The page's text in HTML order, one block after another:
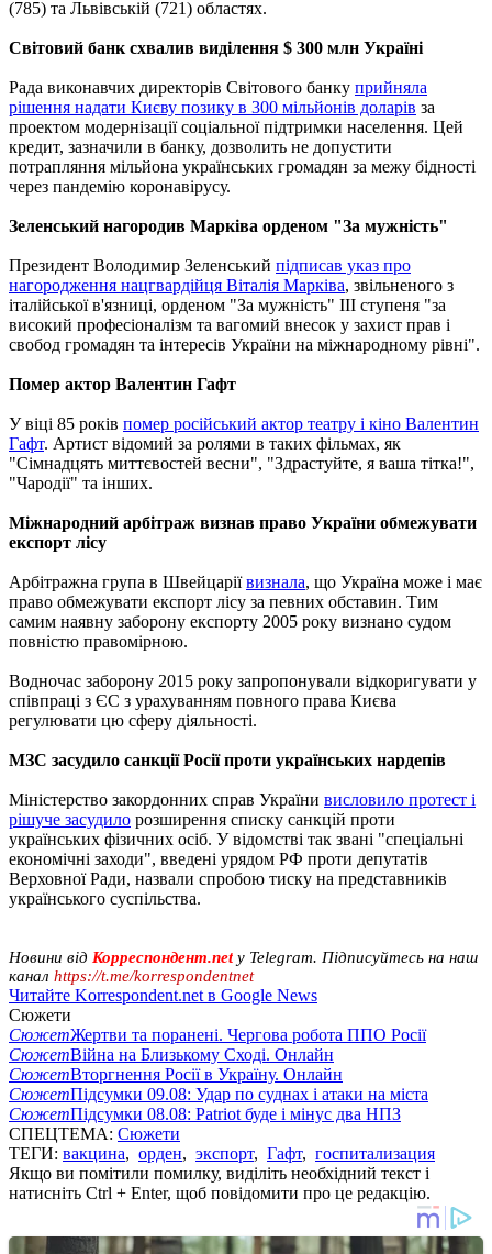
(785) та Львівській (721) областях.
Світовий банк схвалив виділення $ 300 млн Україні
Рада виконавчих директорів Світового банку прийняла
рішення надати Києву позику в 300 мільйонів доларів за
проектом модернізації соціальної підтримки населення. Цей
кредит, зазначили в банку, дозволить не допустити
потрапляння мільйона українських громадян за межу бідності
через пандемію коронавірусу.
Зеленський нагородив Марківа орденом "За мужність"
Президент Володимир Зеленський підписав указ про
нагородження нацгвардійця Віталія Марківа, звільненого з
італійської в'язниці, орденом "За мужність" III ступеня "за
високий професіоналізм та вагомий внесок у захист прав і
свобод громадян та інтересів України на міжнародному рівні".
Помер актор Валентин Гафт
У віці 85 років помер російський актор театру і кіно Валентин
Гафт. Артист відомий за ролями в таких фільмах, як
"Сімнадцять миттєвостей весни", "Здрастуйте, я ваша тітка!",
"Чародії" та інших.
Міжнародний арбітраж визнав право України обмежувати
експорт лісу
Арбітражна група в Швейцаріївизнала, що Україна може і має
право обмежувати експорт лісу за певних обставин. Тим
самим наявну заборону експорту 2005 року визнано судом
повністю правомірною.
Водночас заборону 2015 року запропонували відкоригувати у
співпраці з ЄС з урахуванням повного права Києва
регулювати цю сферу діяльності.
МЗС засудило санкції Росії проти українських нардепів
Міністерство закордонних справ України висловило протест і
рішуче засудило розширення списку санкцій проти
українських фізичних осіб. У відомстві так звані "спеціальні
економічні заходи", введені урядом РФ проти депутатів
Верховної Ради, назвали спробою тиску на представників
українського суспільства.
Новини від Корреспондент.net у Telegram. Підписуйтесь на наш
канал https://t.me/korrespondentnet
Читайте Korrespondent.net в Google News
Сюжети
СюжетЖертви та поранені. Чергова робота ППО Росії
СюжетВійна на Близькому Сході. Онлайн
СюжетВторгнення Росії в Україну. Онлайн
СюжетПідсумки 09.08: Удар по суднах і атаки на міста
СюжетПідсумки 08.08: Patriot буде і мінус два НПЗ
СПЕЦТЕМА: Сюжети
ТЕГИ: вакцина, орден, экспорт, Гафт, госпитализация
Якщо ви помітили помилку, виділіть необхідний текст і
натисніть Ctrl + Enter, щоб повідомити про це редакцію.